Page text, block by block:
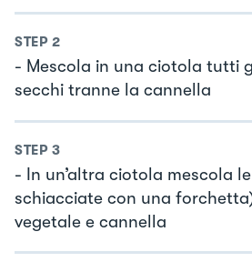
STEP 2
- Mescola in una ciotola tutti
secchi tranne la cannella
STEP 3
- In un’altra ciotola mescola
schiacciate con una
vegetale e cannella